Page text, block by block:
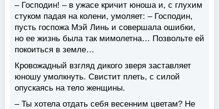
– Господин! – в ужасе кричит юноша и, с глухим
стуком падая на колени, умоляет: – Господин,
пусть госпожа Мэй Линь и совершала ошибки,
но ее жизнь была так мимолетна… Позвольте ей
покоиться в земле…
Кровожадный взгляд дикого зверя заставляет
юношу умолкнуть. Свистит плеть, с силой
опускаясь на тело женщины.
– Ты хотела отдать себя весенним цветам? Не